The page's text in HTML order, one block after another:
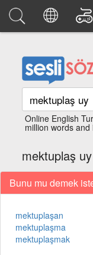
Online English
million words and
mektuplaş uy
Bunu mu demek
mektuplaşan
mektuplaşma
mektuplaşmak